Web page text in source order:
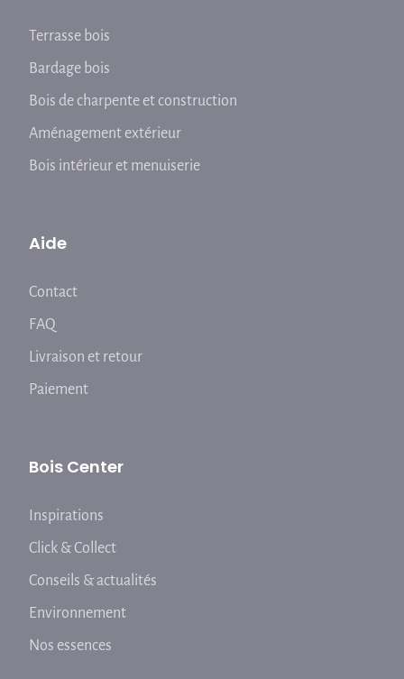
Terrasse bois
Bardage bois
Bois de charpente et construction
Aménagement extérieur
Bois intérieur et menuiserie
Aide
Contact
FAQ
Livraison et retour
Paiement
Bois Center
Inspirations
Click & Collect
Conseils & actualités
Environnement
Nos essences